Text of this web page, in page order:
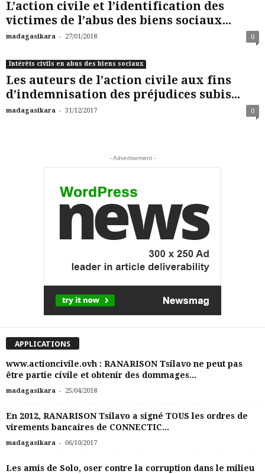
L’action civile et l’identification des
victimes de l’abus des biens sociaux...
madagasikara - 27/01/2018 0
Intérêts civils en abus des biens sociaux
Les auteurs de l’action civile aux fins
d’indemnisation des préjudices subis...
madagasikara - 31/12/2017 0
- Advertisement -
APPLICATIONS
www.actioncivile.ovh : RANARISON Tsilavo ne peut pas
être partie civile et obtenir des dommages...
madagasikara - 25/04/2018
En 2012, RANARISON Tsilavo a signé TOUS les ordres de
virements bancaires de CONNECTIC...
madagasikara - 06/10/2017
Les amis de Solo, oser contre la corruption dans le milieu